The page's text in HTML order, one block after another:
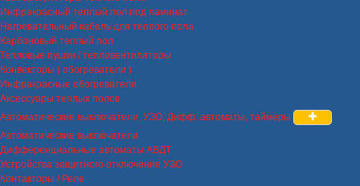
Инфракрасный теплый пол под ламинат
Нагревательный кабель для теплого пола
Карбоновый теплый пол
Тепловые пушки / тепловентиляторы
Конвекторы ( обогреватели )
Инфракрасные обогреватели
Аксессуары теплых полов
Автоматические выключатели, УЗО, Дифф. автоматы, таймеры
Автоматические выключатели
Дифференциальные автоматы АВДТ
Устройства защитного отключения УЗО
Контакторы / Реле